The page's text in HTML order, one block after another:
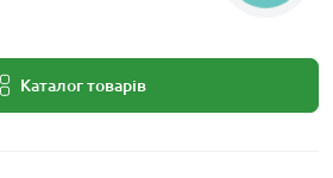
Каталог товарів